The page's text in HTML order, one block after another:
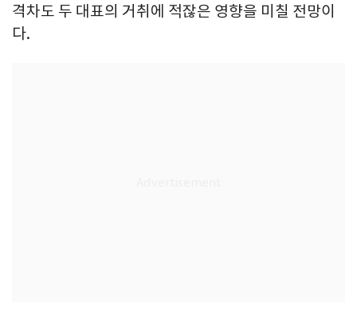
격차도 두 대표의 거취에 적잖은 영향을 미칠 전망이
다.